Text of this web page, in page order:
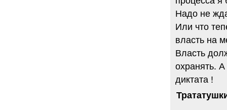
Надо не
Или что
власть на
Власть
охранять. А
диктата !